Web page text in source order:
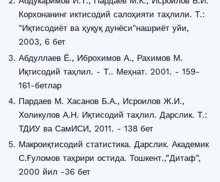
Корхонанинг иктисодий салоҳияти таҳлили. Т.:
"Иқтисодиёт ва ҳуқуқ дунёси"нашриёт уйи,
2003, 6 бет
Абдуллаев Ё., Иброхимов А., Рахимов М.
Иқтисодий таҳлил. - Т.. Меҳнат. 2001. - 159-
161-бетлар
Пардаев М. Хасанов Б.А., Исроилов Ж.И.,
Холикулов А.Н. Иқтисодий таҳлил. Дарслик. Т.:
ТДИУ ва СамИСИ, 2011. - 138 бет
Макроиқтисодий статистика. Дарслик. Академик
С.Ғуломов таҳрири остида. Тошкент.,”Дитаф”,
2000 йил -36 бет